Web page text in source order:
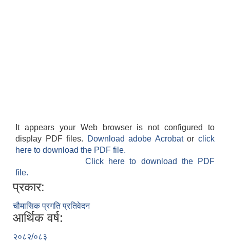
It appears your Web browser is not configured to
display PDF files.
Download adobe Acrobatorclick
here to download the PDF file.
Click here to download the PDF
file.
प्रकार:
चौमासिक प्रगति प्रतिवेदन
आर्थिक वर्ष:
२०८२/०८३